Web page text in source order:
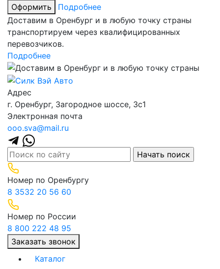
Оформить
Подробнее
Доставим в Оренбург и в любую точку страны
транспортируем через квалифицированных
перевозчиков.
Подробнее
Адрес
г. Оренбург, Загородное шоссе, 3с1
Электронная почта
ooo.sva@mail.ru
Номер по Оренбургу
8 3532 20 56 60
Номер по России
8 800 222 48 95
Заказать звонок
Каталог